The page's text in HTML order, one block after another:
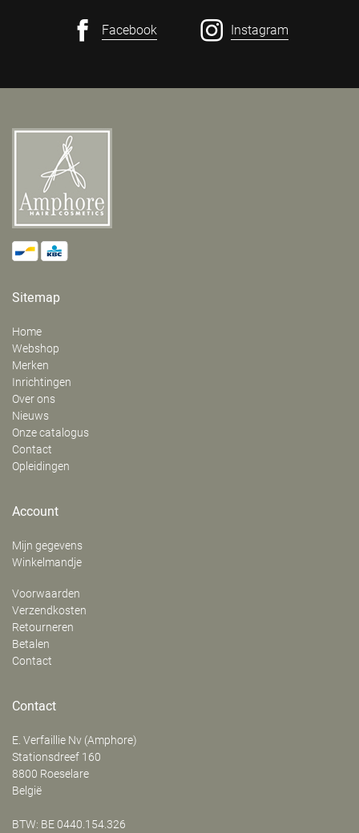
Facebook Instagram
Sitemap
Home
Webshop
Merken
Inrichtingen
Over ons
Nieuws
Onze catalogus
Contact
Opleidingen
Account
Mijn gegevens
Winkelmandje
Voorwaarden
Verzendkosten
Retourneren
Betalen
Contact
Contact
E. Verfaillie Nv (Amphore)
‍Stationsdreef 160
8800 Roeselare
België
BTW: BE 0440.154.326